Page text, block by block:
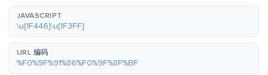
JAVASCRIPT
\u{1F446}\u{1F3FF}
URL 编码
%F0%9F%91%86%F0%9F%8F%BF